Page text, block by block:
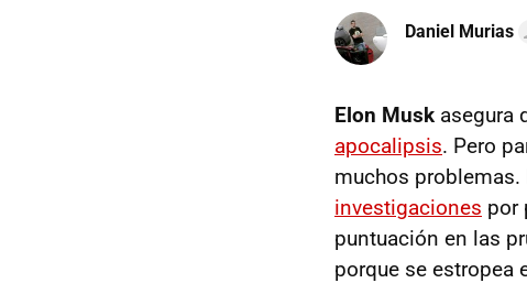
Daniel Murias
Elon Musk asegura
apocalipsis. Pero
muchos problemas.
investigaciones por
puntuación en las
porque se estropea